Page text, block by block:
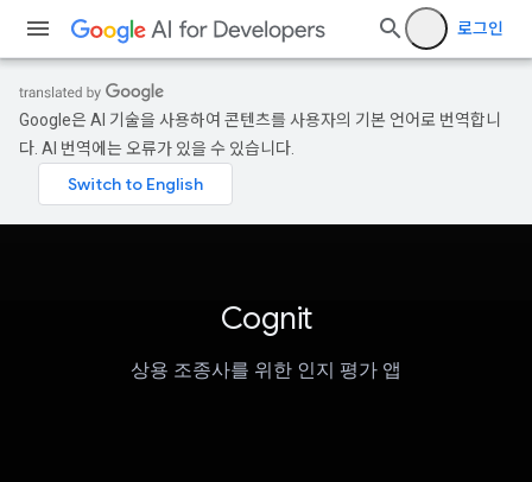
로그인
Google은 AI 기술을 사용하여 콘텐츠를 사용자의 기본 언어로 번역합니
다. AI 번역에는 오류가 있을 수 있습니다.
Cognit
상용 조종사를 위한 인지 평가 앱